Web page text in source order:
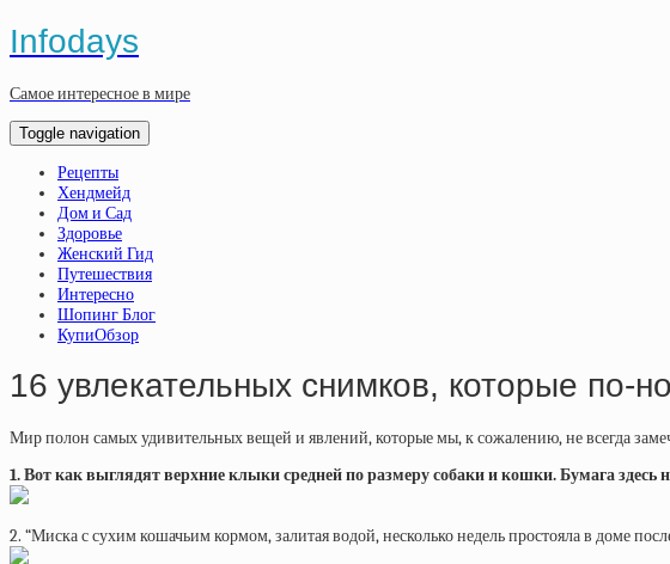
Infodays
Самое интересное в мире
Toggle navigation
Рецепты
Хендмейд
Дом и Сад
Здоровье
Женский Гид
Путешествия
Интересно
Шопинг Блог
КупиОбзор
16 увлекательных снимков, которые
Мир полон самых удивительных вещей и явлений, которые мы, к сожалению, не всегда
1. Вот как выглядят верхние клыки средней по размеру собаки и кошки. Бумага
2. “Миска с сухим кошачьим кормом, залитая водой, несколько недель простояла в доме